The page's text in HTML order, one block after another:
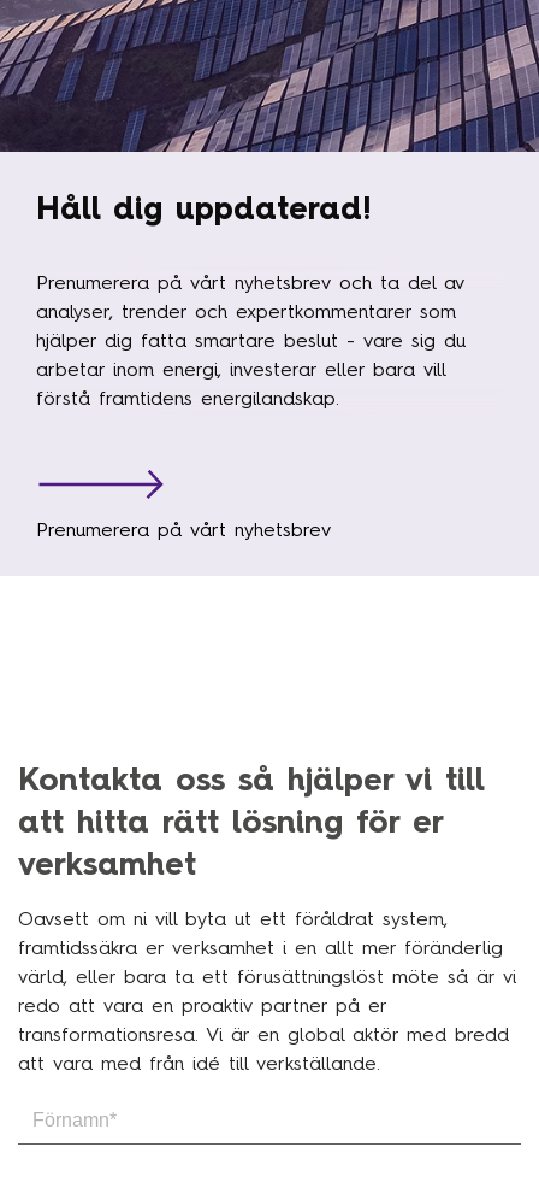
Håll dig uppdaterad!
Prenumerera på vårt nyhetsbrev och ta del av
analyser, trender och expertkommentarer som
hjälper dig fatta smartare beslut - vare sig du
arbetar inom energi, investerar eller bara vill
förstå framtidens energilandskap.
Prenumerera på vårt nyhetsbrev
Kontakta oss så hjälper vi till
att hitta rätt lösning för er
verksamhet
Oavsett om ni vill byta ut ett föråldrat system,
framtidssäkra er verksamhet i en allt mer föränderlig
värld, eller bara ta ett förusättningslöst möte så är vi
redo att vara en proaktiv partner på er
transformationsresa. Vi är en global aktör med bredd
att vara med från idé till verkställande.